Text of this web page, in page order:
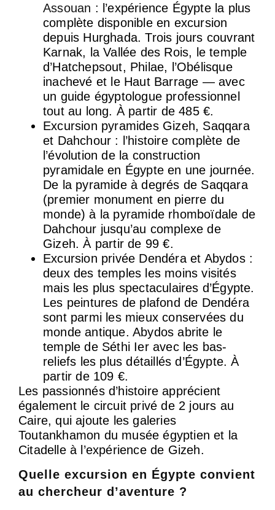
Assouan : l’expérience Égypte la plus
complète disponible en excursion
depuis Hurghada. Trois jours couvrant
Karnak, la Vallée des Rois, le temple
d’Hatchepsout, Philae, l’Obélisque
inachevé et le Haut Barrage — avec
un guide égyptologue professionnel
tout au long. À partir de 485 €.
Excursion pyramides Gizeh, Saqqara
et Dahchour : l’histoire complète de
l’évolution de la construction
pyramidale en Égypte en une journée.
De la pyramide à degrés de Saqqara
(premier monument en pierre du
monde) à la pyramide rhomboïdale de
Dahchour jusqu’au complexe de
Gizeh. À partir de 99 €.
Excursion privée Dendéra et Abydos :
deux des temples les moins visités
mais les plus spectaculaires d’Égypte.
Les peintures de plafond de Dendéra
sont parmi les mieux conservées du
monde antique. Abydos abrite le
temple de Séthi Ier avec les bas-
reliefs les plus détaillés d’Égypte. À
partir de 109 €.
Les passionnés d’histoire apprécient
également le circuit privé de 2 jours au
Caire, qui ajoute les galeries
Toutankhamon du musée égyptien et la
Citadelle à l’expérience de Gizeh.
Quelle excursion en Égypte convient
au chercheur d’aventure ?